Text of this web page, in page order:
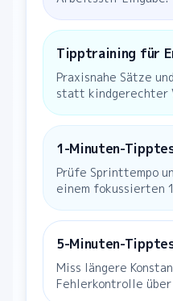
Tipptraining für
Praxisnahe Sätze
statt kindgerechter
1-Minuten-
Prüfe Sprinttempo
einem fokussierten
5-Minuten-
Miss längere
Fehlerkontrolle über